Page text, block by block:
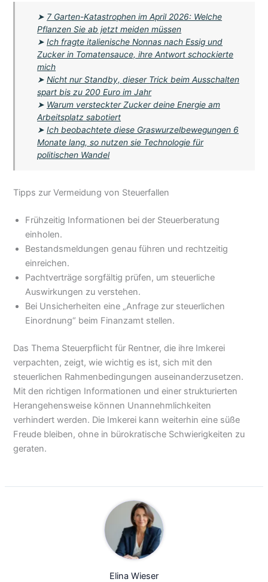
➤ 7 Garten-Katastrophen im April 2026: Welche
Pflanzen Sie ab jetzt meiden müssen
➤Ich fragte italienische Nonnas nach Essig und
Zucker in Tomatensauce, ihre Antwort schockierte
mich
➤Nicht nur Standby, dieser Trick beim Ausschalten
spart bis zu 200 Euro im Jahr
➤ Warum versteckter Zucker deine Energie am
Arbeitsplatz sabotiert
➤Ich beobachtete diese Graswurzelbewegungen 6
Monate lang, so nutzen sie Technologie für
politischen Wandel
Tipps zur Vermeidung von Steuerfallen
Frühzeitig Informationen bei der Steuerberatung
einholen.
Bestandsmeldungen genau führen und rechtzeitig
einreichen.
Pachtverträge sorgfältig prüfen, um steuerliche
Auswirkungen zu verstehen.
Bei Unsicherheiten eine „Anfrage zur steuerlichen
Einordnung“ beim Finanzamt stellen.
Das Thema Steuerpflicht für Rentner, die ihre Imkerei
verpachten, zeigt, wie wichtig es ist, sich mit den
steuerlichen Rahmenbedingungen auseinanderzusetzen.
Mit den richtigen Informationen und einer strukturierten
Herangehensweise können Unannehmlichkeiten
verhindert werden. Die Imkerei kann weiterhin eine süße
Freude bleiben, ohne in bürokratische Schwierigkeiten zu
geraten.
Elina Wieser